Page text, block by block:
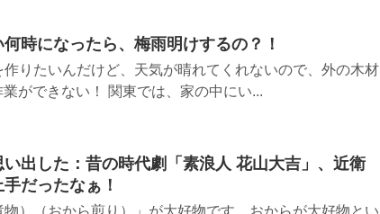
時になったら、梅雨明けするの？！
りたいんだけど、天気が晴れてくれないので、外の木材
ができない！ 関東では、家の中にい...
出した：昔の時代劇「素浪人 花山大吉」、近衛
だったなぁ！
）（おから煎り）」が大好物です。おからが大好物とい